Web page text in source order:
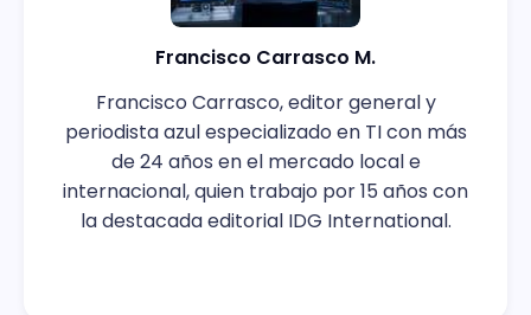
Francisco Carrasco M.
Francisco Carrasco, editor general y
periodista azul especializado en TI con más
de 24 años en el mercado local e
internacional, quien trabajo por 15 años con
la destacada editorial IDG International.